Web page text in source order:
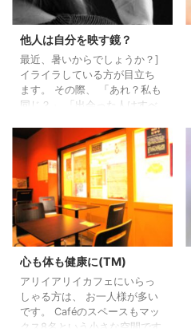
他人は自分を映す鏡？
最近、暑いからでしょうか？]
イライラしている方が目立ち
ます。 その際、 「あれ？私も
同じ？」 「出会った人はすべ
ようにしているので、 私もあ
あいうところがあるかな？と
考えてしまいます。 最近、
遭遇した事は 1週間で2回も、
後ろから走ってきた自転車に
乗った 初老のおじ様にぶつけ
られ 謝罪もなくすごいスピー
ドで 走り去っていきました。
1度目は転倒しました。 （ちな
みにそこは、 自転車からは降
りて下さいと 入り口に書いて
あります） &n ...
心も体も健康に(TM)
アリイアリイカフェにいらっ
しゃる方は、 お一人様が多い
です。 Caféのスペースもマッ
クス8名という小さな空間です